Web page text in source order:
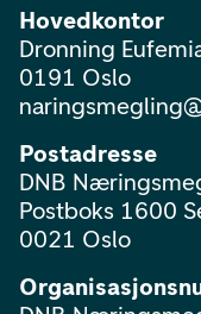
Hovedkontor
Dronning
0191 Oslo
Postadresse
DNB
Postboks 1600
0021 Oslo